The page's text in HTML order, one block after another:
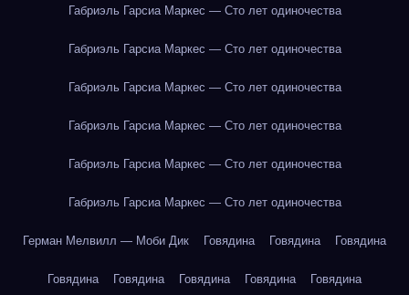
Габриэль Гарсиа Маркес — Сто лет одиночества
Габриэль Гарсиа Маркес — Сто лет одиночества
Габриэль Гарсиа Маркес — Сто лет одиночества
Габриэль Гарсиа Маркес — Сто лет одиночества
Габриэль Гарсиа Маркес — Сто лет одиночества
Габриэль Гарсиа Маркес — Сто лет одиночества
Герман Мелвилл — Моби Дик Говядина Говядина Говядина
Говядина Говядина Говядина Говядина Говядина